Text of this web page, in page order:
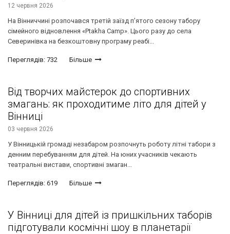
12 червня 2026
На Вінниччині розпочався третій заїзд п’ятого сезону табору
сімейного відновлення «Ptakha Camp». Цього разу до села
Северинівка на безкоштовну програму реабі...
Переглядів: 732 Більше
Від творчих майстерок до спортивних
змагань: як проходитиме літо для дітей у
Вінниці
03 червня 2026
У Вінницькій громаді незабаром розпочнуть роботу літні табори з
денним перебуванням для дітей. На юних учасників чекають
театральні вистави, спортивні змаган...
Переглядів: 619 Більше
У Вінниці для дітей із пришкільних таборів
підготували космічні шоу в планетарії